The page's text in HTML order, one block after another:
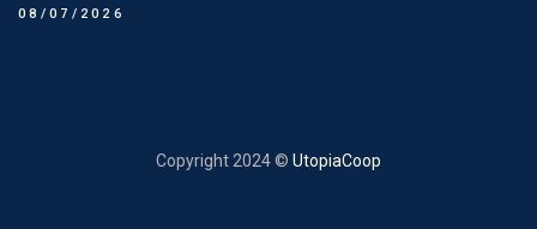
08/07/2026
Copyright 2024 © UtopiaCoop